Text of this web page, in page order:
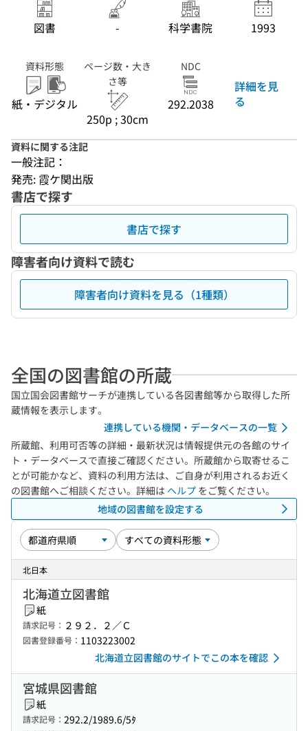
図書 - 科学書院 1993
資料形態
紙・デジタル
ページ数・大き
さ等
250p ; 30cm
NDC
292.2038
詳細を見
る
資料に関する注記
一般注記：
発売: 霞ケ関出版
書店で探す
書店で探す
障害者向け資料で読む
障害者向け資料を見る（1種類）
全国の図書館の所蔵
国立国会図書館サーチが連携している各図書館等から取得した所
蔵情報を表示します。
連携している機関・データベースの一覧
所蔵館、利用可否等の詳細・最新状況は情報提供元の各館のサイ
ト・データベースで直接ご確認ください。所蔵館から取寄せるこ
とが可能かなど、資料の利用方法は、ご自身が利用されるお近く
の図書館へご相談ください。詳細は ヘルプ をご覧ください。
地域の図書館を設定する
北日本
北海道立図書館
紙
請求記号： ２９２．２／Ｃ
図書登録番号： 1103223002
北海道立図書館のサイトでこの本を確認
宮城県図書館
紙
請求記号： 292.2/1989.6/5ﾀ